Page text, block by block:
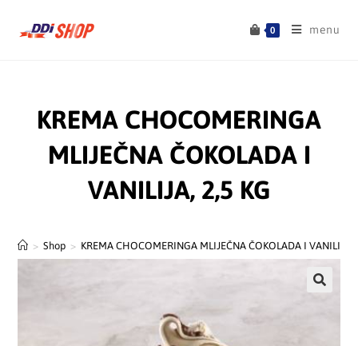
0 menu
KREMA CHOCOMERINGA
MLIJEČNA ČOKOLADA I
VANILIJA, 2,5 KG
> Shop > KREMA CHOCOMERINGA MLIJEČNA ČOKOLADA I VANILIJA,